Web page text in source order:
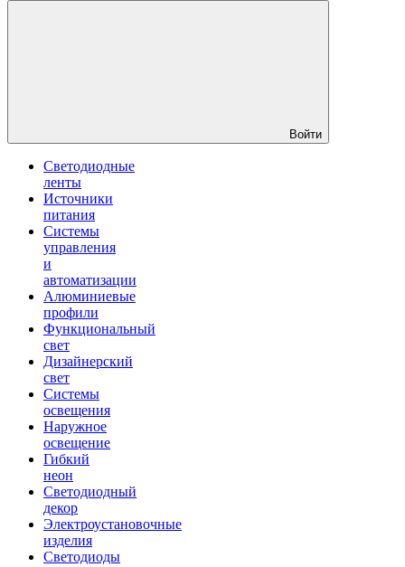
Войти
Светодиодные
ленты
Источники
питания
Системы
управления
и
автоматизации
Алюминиевые
профили
Функциональный
свет
Дизайнерский
свет
Системы
освещения
Наружное
освещение
Гибкий
неон
Светодиодный
декор
Электроустановочные
изделия
Светодиоды